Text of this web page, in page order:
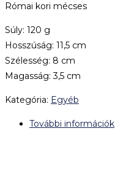
Római kori mécses
Súly: 120 g
Hosszúság: 11,5 cm
Szélesség: 8 cm
Magasság: 3,5 cm
Kategória: Egyéb
További információk